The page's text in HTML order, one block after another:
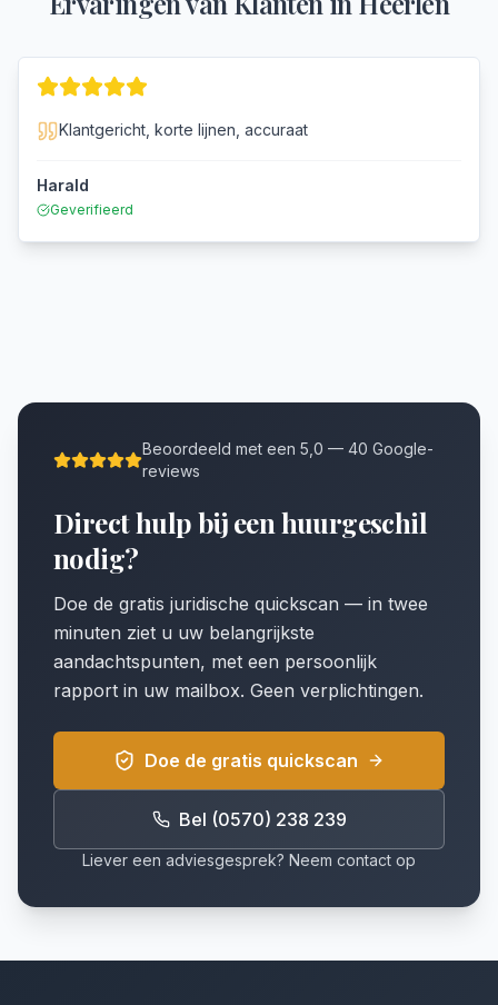
Klantgericht, korte lijnen, accuraat
Harald
Geverifieerd
Beoordeeld met een 5,0 — 40 Google-
reviews
Direct hulp bij een huurgeschil
nodig?
Doe de gratis juridische quickscan — in twee
minuten ziet u uw belangrijkste
aandachtspunten, met een persoonlijk
rapport in uw mailbox. Geen verplichtingen.
Doe de gratis quickscan
Bel (0570) 238 239
Liever een adviesgesprek? Neem contact op